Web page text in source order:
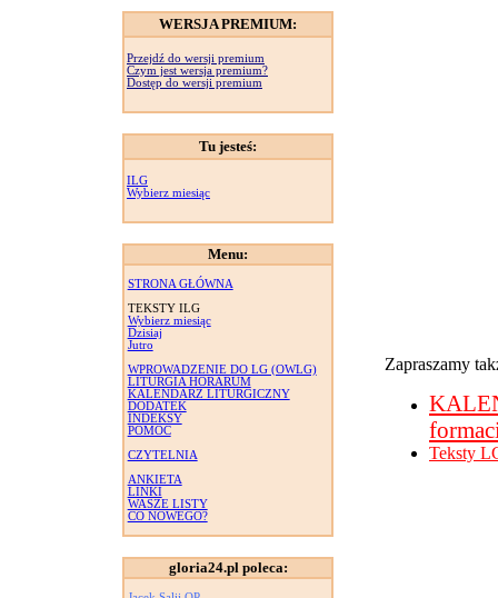
WERSJA PREMIUM:
Przejdź do wersji premium
Czym jest wersja premium?
Dostęp do wersji premium
Tu jesteś:
ILG
Wybierz miesiąc
Menu:
STRONA GŁÓWNA
TEKSTY ILG
Wybierz miesiąc
Dzisiaj
Jutro
WPROWADZENIE DO LG (OWLG)
LITURGIA HORARUM
KALENDARZ LITURGICZNY
DODATEK
INDEKSY
POMOC
CZYTELNIA
ANKIETA
LINKI
WASZE LISTY
CO NOWEGO?
gloria24.pl poleca:
Zapraszamy
Teksty